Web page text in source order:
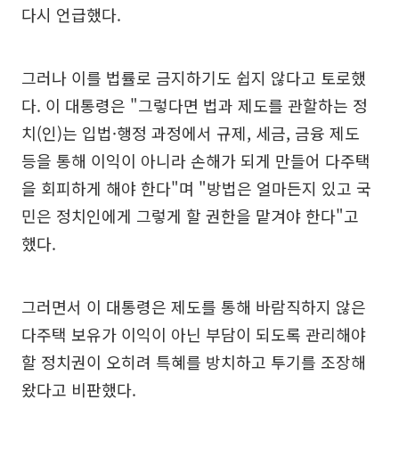
다시 언급했다.
그러나 이를 법률로 금지하기도 쉽지 않다고 토로했
다. 이 대통령은 "그렇다면 법과 제도를 관할하는 정
치(인)는 입법·행정 과정에서 규제, 세금, 금융 제도
등을 통해 이익이 아니라 손해가 되게 만들어 다주택
을 회피하게 해야 한다"며 "방법은 얼마든지 있고 국
민은 정치인에게 그렇게 할 권한을 맡겨야 한다"고
했다.
그러면서 이 대통령은 제도를 통해 바람직하지 않은
다주택 보유가 이익이 아닌 부담이 되도록 관리해야
할 정치권이 오히려 특혜를 방치하고 투기를 조장해
왔다고 비판했다.